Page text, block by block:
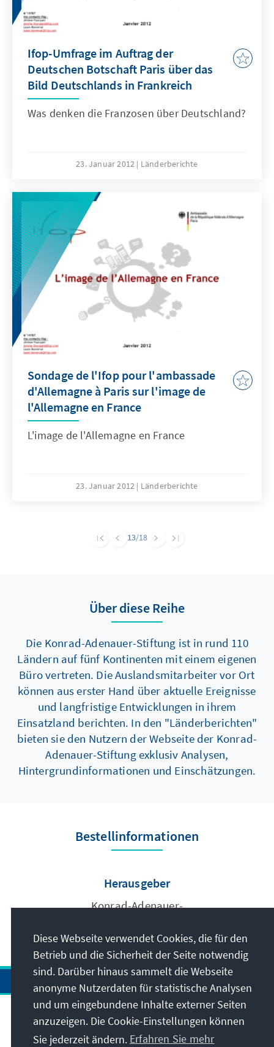
Ifop-Umfrage im Auftrag der
Deutschen Botschaft Paris über das
Bild Deutschlands in Frankreich
Was denken die Franzosen über Deutschland?
23. Januar 2012 Länderberichte
Sondage de l'Ifop pour l'ambassade
d'Allemagne à Paris sur l'image de
l'Allemagne en France
L'image de l'Allemagne en France
23. Januar 2012 Länderberichte
13/18
Über diese Reihe
Die Konrad-Adenauer-Stiftung ist in rund 110
Ländern auf fünf Kontinenten mit einem eigenen
Büro vertreten. Die Auslandsmitarbeiter vor Ort
können aus erster Hand über aktuelle Ereignisse
und langfristige Entwicklungen in ihrem
Einsatzland berichten. In den "Länderberichten"
bieten sie den Nutzern der Webseite der Konrad-
Adenauer-Stiftung exklusiv Analysen,
Hintergrundinformationen und Einschätzungen.
Bestellinformationen
Herausgeber
Konrad-Adenauer-
Anschrift
Diese Webseite verwendet Cookies, die für den
Betrieb und die Sicherheit der Seite notwendig
sind. Darüber hinaus sammelt die Webseite
anonyme Nutzerdaten für statistische Analysen
und um eingebundene Inhalte externer Seiten
anzuzeigen. Die Cookie-Einstellungen können
Sie jederzeit ändern. Erfahren Sie mehr